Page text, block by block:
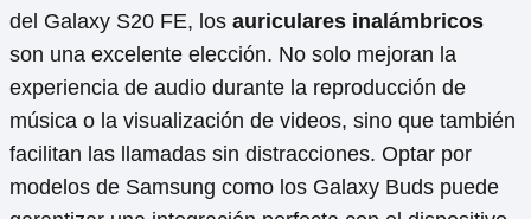
del Galaxy S20 FE, los auriculares inalámbricos
son una excelente elección. No solo mejoran la
experiencia de audio durante la reproducción de
música o la visualización de videos, sino que también
facilitan las llamadas sin distracciones. Optar por
modelos de Samsung como los Galaxy Buds puede